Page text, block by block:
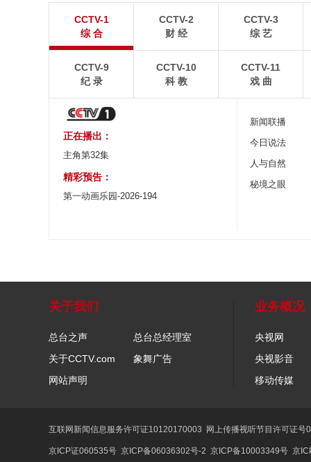
晨光洒在茶园，连绵起伏的茶山云雾缭绕，茶农采摘
秋茶，绘就一幅秀美的茶乡画卷。
杭台高铁温玉段途经
CCTV-1
综 合
CCTV-2
财 经
CCTV-3
综 艺
CCTV-9
纪 录
CCTV-10
科 教
CCTV-11
戏 曲
正在播出：
主角第32集
精彩预告：
第一动画乐园-2026-194
新闻联播
今日说法
人与自然
秘境之眼
关于我们
总台之声
总台总经理室
关于CCTV.com
象舞广告
网站声明
业务概况
央视网
央视影音
移动传媒
互联网新闻信息服务许可证10120170003 网上传播视听节目许可证
京ICP证060535号 京ICP备06036302号-2 京ICP备10003349号 京